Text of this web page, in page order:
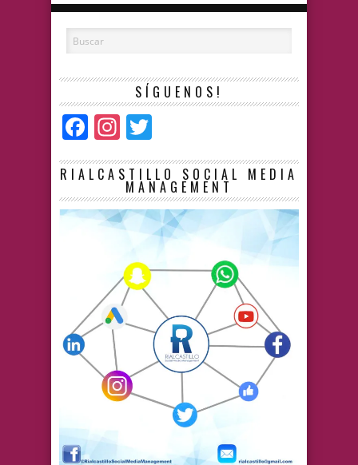
SÍGUENOS!
Facebook
Instagram
RIALCASTILLO SOCIAL MEDIA
MANAGEMENT